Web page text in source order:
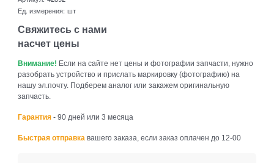
Ед. измерения: шт
Свяжитесь с нами
насчет цены
Внимание! Если на сайте нет цены и фотографии запчасти, нужно
разобрать устройство и прислать маркировку (фотографию) на
нашу эл.почту. Подберем аналог или закажем оригинальную
запчасть.
Гарантия - 90 дней или 3 месяца
Быстрая отправка вашего заказа, если заказ оплачен до 12-00